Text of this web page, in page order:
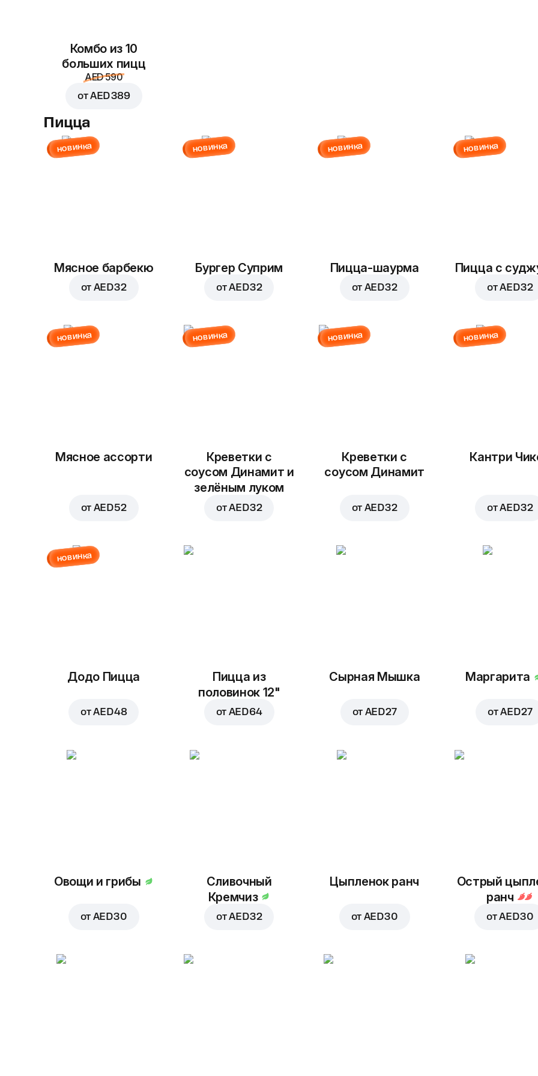
Комбо из 10
больших пицц
AED 590
отAED 389
Пицца
новинка
Мясное барбекю
от AED 32
новинка
Бургер Суприм
отAED 32
новинка
Пицца-шаурма
от AED 32
новинка
Пицца с
отAED 32
новинка
Мясное ассорти
от AED 52
новинка
Креветки с
соусом Динамит и
зелёным луком
отAED 32
новинка
Креветки с
соусом Динамит
от AED 32
новинка
Кантри
отAED 32
новинка
Додо Пицца
отAED 48
Пицца из
половинок 12"
от AED 64
Сырная Мышка
от AED 27
Маргарита
отAED 27
Овощи и грибы
от AED 30
Сливочный
Кремчиз
отAED 32
Цыпленок ранч
от AED 30
Острый
ранч
отAED 30